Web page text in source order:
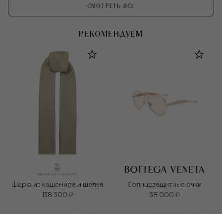
СМОТРЕТЬ ВСЕ
РЕКОМЕНДУЕМ
Шарф из кашемира и шелка
138 500 ₽
Солнцезащитные очки
58 000 ₽